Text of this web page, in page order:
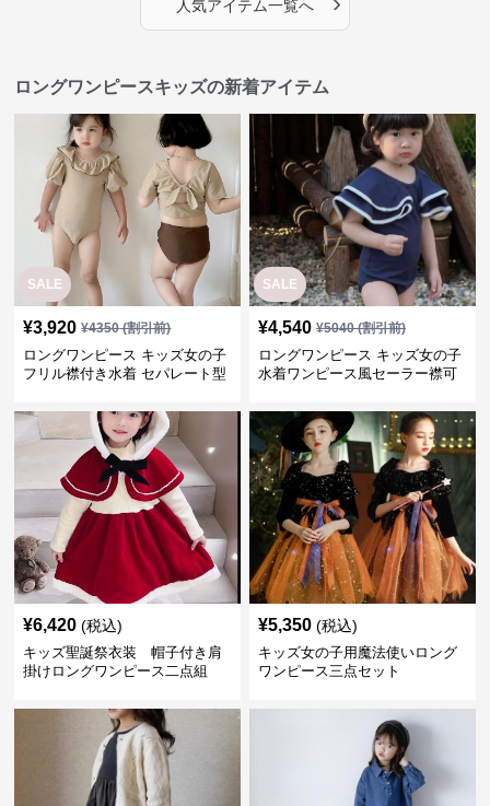
人気アイテム一覧へ
ロングワンピースキッズの新着アイテム
SALE
¥3,920 ¥4350(割引前)
ロングワンピース キッズ女の子
フリル襟付き水着 セパレート型
SALE
¥4,540 ¥5040(割引前)
ロングワンピース キッズ女の子
水着ワンピース風セーラー襟可
¥6,420 (税込)
キッズ聖誕祭衣装 帽子付き肩
掛けロングワンピース二点組
¥5,350 (税込)
キッズ女の子用魔法使いロング
ワンピース三点セット